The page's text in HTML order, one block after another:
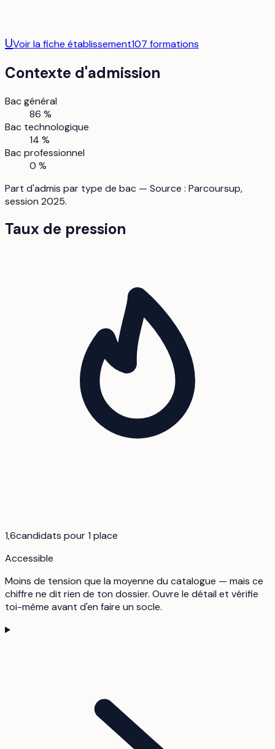
UVoir la fiche établissement107 formations
Contexte d'admission
Bac général
86 %
Bac technologique
14 %
Bac professionnel
0 %
Part d'admis par type de bac — Source : Parcoursup,
session 2025.
Taux de pression
1,6candidats pour 1 place
Accessible
Moins de tension que la moyenne du catalogue — mais ce
chiffre ne dit rien de ton dossier. Ouvre le détail et vérifie
toi-même avant d'en faire un socle.